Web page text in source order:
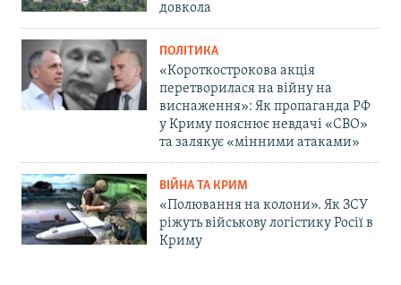
довкола
ПОЛІТИКА
«Короткострокова акція
перетворилася на війну на
виснаження»: Як пропаганда РФ
у Криму пояснює невдачі «СВО»
та залякує «мінними атаками»
ВІЙНА ТА КРИМ
«Полювання на колони». Як ЗСУ
ріжуть військову логістику Росії в
Криму